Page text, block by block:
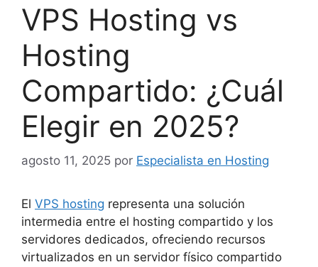
VPS Hosting vs
Hosting
Compartido: ¿Cuál
Elegir en 2025?
agosto 11, 2025 por Especialista en Hosting
El VPS hosting representa una solución
intermedia entre el hosting compartido y los
servidores dedicados, ofreciendo recursos
virtualizados en un servidor físico compartido